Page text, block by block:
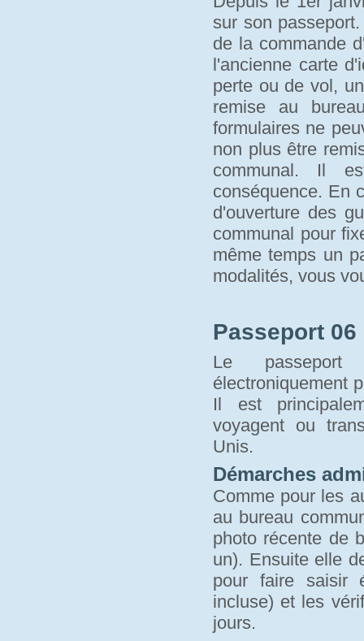
sur son
de la commande
l'ancienne carte
perte ou de vol,
remise au
formulaires ne
non plus être
communal. Il
conséquence. En
d'ouverture des
communal pour
même temps un
modalités, vous
Passeport
Le
électroniquement
Il est
voyagent ou
Unis.
Démarches
Comme pour les
au bureau
photo récente de
un). Ensuite elle
pour faire saisir
incluse) et les
jours.